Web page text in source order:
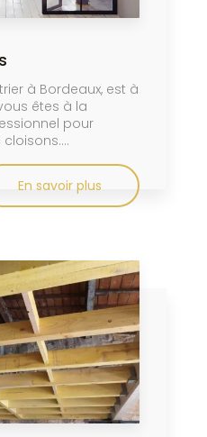
à Bordeaux, est à
êtes à la
pour
En savoir plus